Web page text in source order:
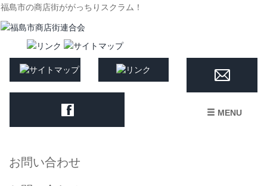
福島市の商店街ががっちりスクラム！
MENU
お問い合わせ